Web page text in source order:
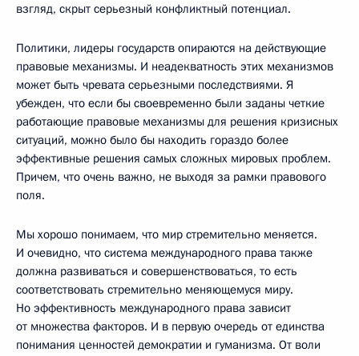
взгляд, скрыт серьезный конфликтный потенциал.
Политики, лидеры государств опираются на действующие
правовые механизмы. И неадекватность этих механизмов
может быть чревата серьезными последствиями. Я
убежден, что если бы своевременно были заданы четкие
работающие правовые механизмы для решения кризисных
ситуаций, можно было бы находить гораздо более
эффективные решения самых сложных мировых проблем.
Причем, что очень важно, не выходя за рамки правового
поля.
Мы хорошо понимаем, что мир стремительно меняется.
И очевидно, что система международного права также
должна развиваться и совершенствоваться, то есть
соответствовать стремительно меняющемуся миру.
Но эффективность международного права зависит
от множества факторов. И в первую очередь от единства
понимания ценностей демократии и гуманизма. От воли